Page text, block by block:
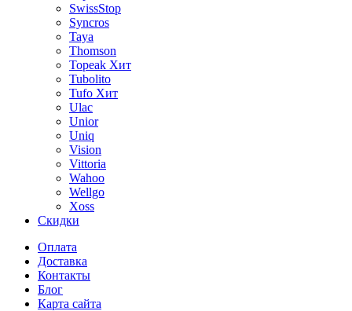
SwissStop
Syncros
Taya
Thomson
Topeak Хит
Tubolito
Tufo Хит
Ulac
Unior
Uniq
Vision
Vittoria
Wahoo
Wellgo
Xoss
Скидки
Оплата
Доставка
Контакты
Блог
Карта сайта